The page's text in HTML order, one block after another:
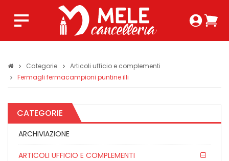
Login
Categorie
Articoli ufficio e complementi
Fermagli fermacampioni puntine illi
CATEGORIE
ARCHIVIAZIONE
ARTICOLI UFFICIO E COMPLEMENTI